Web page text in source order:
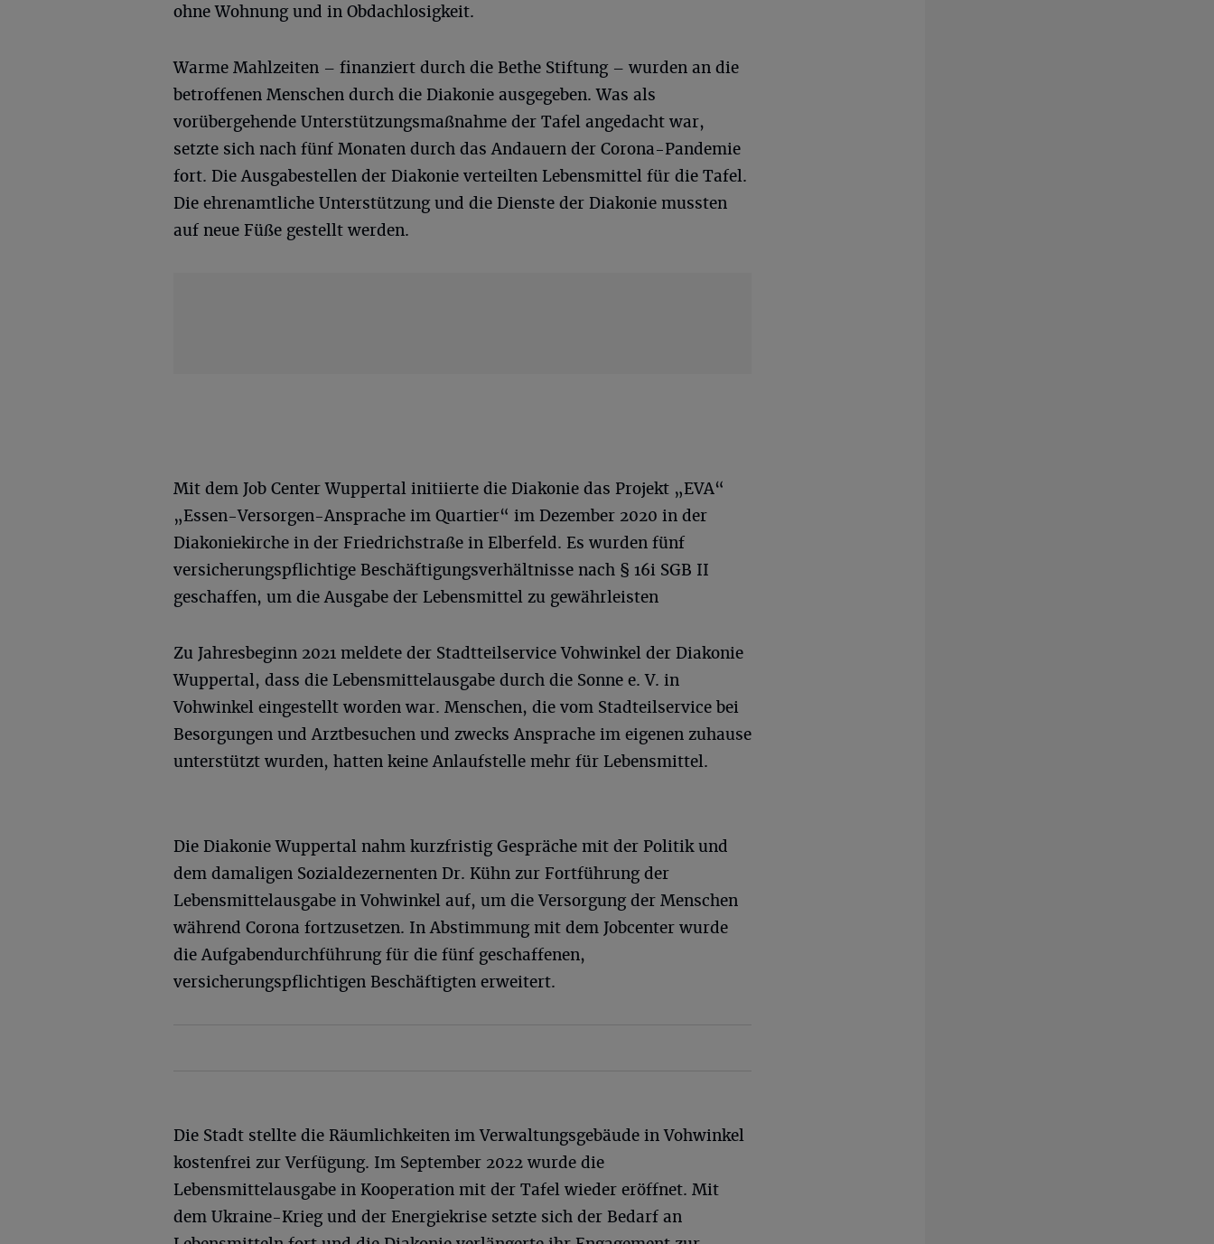
ohne Wohnung und in Obdachlosigkeit.
Warme Mahlzeiten – finanziert durch die Bethe Stiftung – wurden an die
betroffenen Menschen durch die Diakonie ausgegeben. Was als
vorübergehende Unterstützungsmaßnahme der Tafel angedacht war,
setzte sich nach fünf Monaten durch das Andauern der Corona-Pandemie
fort. Die Ausgabestellen der Diakonie verteilten Lebensmittel für die Tafel.
Die ehrenamtliche Unterstützung und die Dienste der Diakonie mussten
auf neue Füße gestellt werden.
Mit dem Job Center Wuppertal initiierte die Diakonie das Projekt „EVA“
„Essen-Versorgen-Ansprache im Quartier“ im Dezember 2020 in der
Diakoniekirche in der Friedrichstraße in Elberfeld. Es wurden fünf
versicherungspflichtige Beschäftigungsverhältnisse nach § 16i SGB II
geschaffen, um die Ausgabe der Lebensmittel zu gewährleisten
Zu Jahresbeginn 2021 meldete der Stadtteilservice Vohwinkel der Diakonie
Wuppertal, dass die Lebensmittelausgabe durch die Sonne e. V. in
Vohwinkel eingestellt worden war. Menschen, die vom Stadteilservice bei
Besorgungen und Arztbesuchen und zwecks Ansprache im eigenen zuhause
unterstützt wurden, hatten keine Anlaufstelle mehr für Lebensmittel.
Die Diakonie Wuppertal nahm kurzfristig Gespräche mit der Politik und
dem damaligen Sozialdezernenten Dr. Kühn zur Fortführung der
Lebensmittelausgabe in Vohwinkel auf, um die Versorgung der Menschen
während Corona fortzusetzen. In Abstimmung mit dem Jobcenter wurde
die Aufgabendurchführung für die fünf geschaffenen,
versicherungspflichtigen Beschäftigten erweitert.
Die Stadt stellte die Räumlichkeiten im Verwaltungsgebäude in Vohwinkel
kostenfrei zur Verfügung. Im September 2022 wurde die
Lebensmittelausgabe in Kooperation mit der Tafel wieder eröffnet. Mit
dem Ukraine-Krieg und der Energiekrise setzte sich der Bedarf an